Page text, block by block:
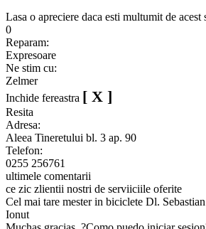
Lasa o apreciere daca esti multumit de acest
0
Reparam:
Expresoare
Ne stim cu:
Zelmer
Inchide fereastra [ X ]
Resita
Adresa:
Aleea Tineretului bl. 3 ap. 90
Telefon:
0255 256761
ultimele comentarii
ce zic zlientii nostri de serviiciile oferite
Cel mai tare mester in biciclete Dl.
Ionut